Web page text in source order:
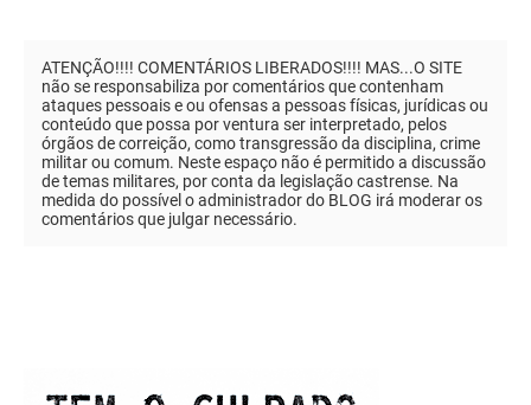
ATENÇÃO!!!! COMENTÁRIOS LIBERADOS!!!! MAS...O SITE
não se responsabiliza por comentários que contenham
ataques pessoais e ou ofensas a pessoas físicas, jurídicas ou
conteúdo que possa por ventura ser interpretado, pelos
órgãos de correição, como transgressão da disciplina, crime
militar ou comum. Neste espaço não é permitido a discussão
de temas militares, por conta da legislação castrense. Na
medida do possível o administrador do BLOG irá moderar os
comentários que julgar necessário.